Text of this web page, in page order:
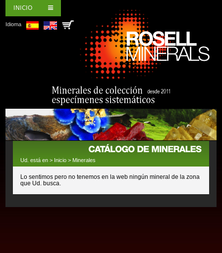
INICIO
Idioma
Ud. está en > Inicio > Minerales
Lo sentimos pero no tenemos en la web ningún mineral de la zona
que Ud. busca.